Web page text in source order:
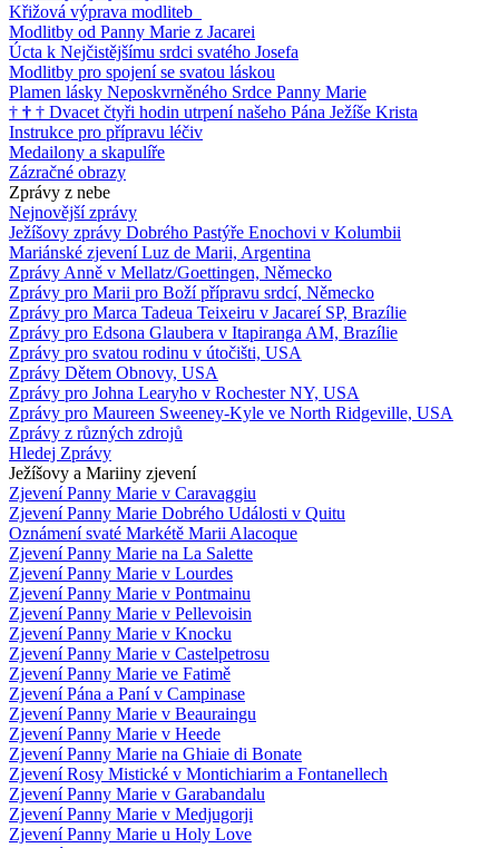
Křižová výprava modliteb
Modlitby od Panny Marie z Jacarei
Úcta k Nejčistějšímu srdci svatého Josefa
Modlitby pro spojení se svatou láskou
Plamen lásky Neposkvrněného Srdce Panny Marie
† † † Dvacet čtyři hodin utrpení našeho Pána Ježíše Krista
Instrukce pro přípravu léčiv
Medailony a skapulíře
Zázračné obrazy
Zprávy z nebe
Nejnovější zprávy
Ježíšovy zprávy Dobrého Pastýře Enochovi v Kolumbii
Mariánské zjevení Luz de Marii, Argentina
Zprávy Anně v Mellatz/Goettingen, Německo
Zprávy pro Marii pro Boží přípravu srdcí, Německo
Zprávy pro Marca Tadeua Teixeiru v Jacareí SP, Brazílie
Zprávy pro Edsona Glaubera v Itapiranga AM, Brazílie
Zprávy pro svatou rodinu v útočišti, USA
Zprávy Dětem Obnovy, USA
Zprávy pro Johna Learyho v Rochester NY, USA
Zprávy pro Maureen Sweeney-Kyle ve North Ridgeville, USA
Zprávy z různých zdrojů
Hledej Zprávy
Ježíšovy a Mariiny zjevení
Zjevení Panny Marie v Caravaggiu
Zjevení Panny Marie Dobrého Události v Quitu
Oznámení svaté Markétě Marii Alacoque
Zjevení Panny Marie na La Salette
Zjevení Panny Marie v Lourdes
Zjevení Panny Marie v Pontmainu
Zjevení Panny Marie v Pellevoisin
Zjevení Panny Marie v Knocku
Zjevení Panny Marie v Castelpetrosu
Zjevení Panny Marie ve Fatimě
Zjevení Pána a Paní v Campinase
Zjevení Panny Marie v Beauraingu
Zjevení Panny Marie v Heede
Zjevení Panny Marie na Ghiaie di Bonate
Zjevení Rosy Mistické v Montichiarim a Fontanellech
Zjevení Panny Marie v Garabandalu
Zjevení Panny Marie v Medjugorji
Zjevení Panny Marie u Holy Love